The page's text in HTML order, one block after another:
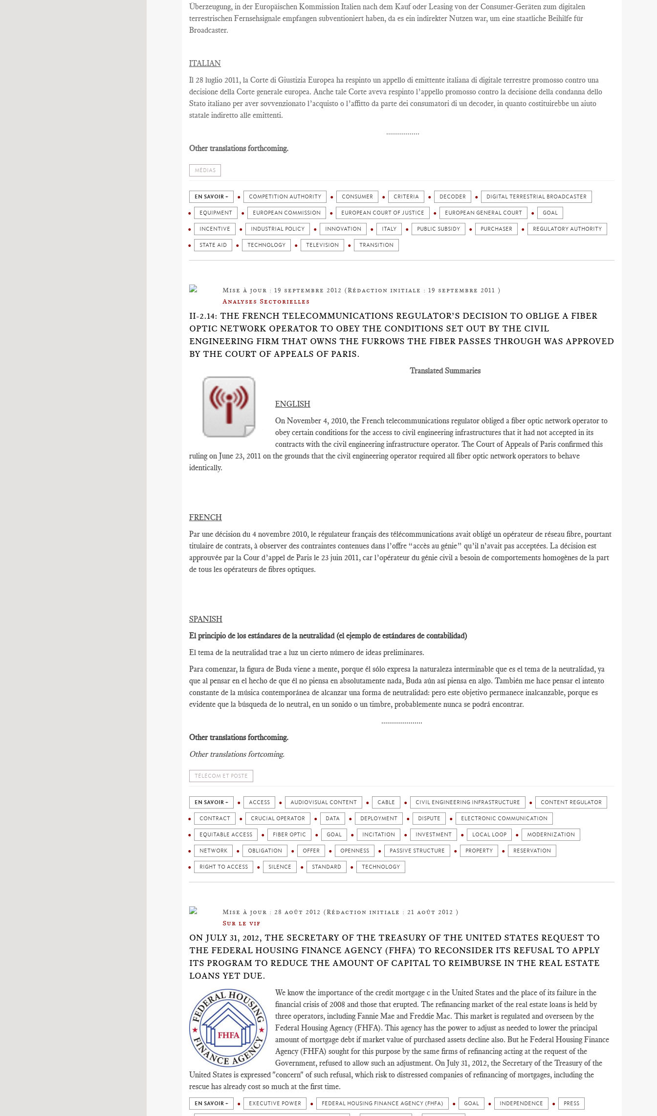
Überzeugung, in der Europäischen Kommission Italien nach dem Kauf oder Leasing von der Consumer-Geräten zum digitalen
terrestrischen Fernsehsignale empfangen subventioniert haben, da es ein indirekter Nutzen war, um eine staatliche Beihilfe für
Broadcaster.
ITALIAN
Il 28 luglio 2011, la Corte di Giustizia Europea ha respinto un appello di emittente italiana di digitale terrestre promosso contro una
decisione della Corte generale europea. Anche tale Corte aveva respinto l’appello promosso contro la decisione della condanna dello
Stato italiano per aver sovvenzionato l’acquisto o l’affitto da parte dei consumatori di un decoder, in quanto costituirebbe un aiuto
statale indiretto alle emittenti.
.................
Other translations forthcoming.
MÉDIAS
EN SAVOIR + COMPETITION AUTHORITY CONSUMER CRITERIA DECODER DIGITAL TERRESTRIAL BROADCASTER
EQUIPMENT EUROPEAN COMMISSION EUROPEAN COURT OF JUSTICE EUROPEAN GENERAL COURT GOAL
INCENTIVE INDUSTRIAL POLICY INNOVATION ITALY PUBLIC SUBSIDY PURCHASER REGULATORY AUTHORITY
STATE AID TECHNOLOGY TELEVISION TRANSITION
Mise à jour : 19 septembre 2012 (Rédaction initiale : 19 septembre 2011 )
Analyses Sectorielles
II-2.14: THE FRENCH TELECOMMUNICATIONS REGULATOR’S DECISION TO OBLIGE A FIBER
OPTIC NETWORK OPERATOR TO OBEY THE CONDITIONS SET OUT BY THE CIVIL
ENGINEERING FIRM THAT OWNS THE FURROWS THE FIBER PASSES THROUGH WAS APPROVED
BY THE COURT OF APPEALS OF PARIS.
Translated Summaries
ENGLISH
On November 4, 2010, the French telecommunications regulator obliged a fiber optic network operator to
obey certain conditions for the access to civil engineering infrastructures that it had not accepted in its
contracts with the civil engineering infrastructure operator. The Court of Appeals of Paris confirmed this
ruling on June 23, 2011 on the grounds that the civil engineering operator required all fiber optic network operators to behave
identically.
FRENCH
Par une décision du 4 novembre 2010, le régulateur français des télécommunications avait obligé un opérateur de réseau fibre, pourtant
titulaire de contrats, à observer des contraintes contenues dans l’offre “accès au génie” qu’il n’avait pas acceptées. La décision est
approuvée par la Cour d’appel de Paris le 23 juin 2011, car l’opérateur du génie civil a besoin de comportements homogènes de la part
de tous les opérateurs de fibres optiques.
SPANISH
El principio de los estándares de la neutralidad (el ejemplo de estándares de contabilidad)
El tema de la neutralidad trae a luz un cierto número de ideas preliminares.
Para comenzar, la figura de Buda viene a mente, porque él sólo expresa la naturaleza interminable que es el tema de la neutralidad, ya
que al pensar en el hecho de que él no piensa en absolutamente nada, Buda aún así piensa en algo. También me hace pensar el intento
constante de la música contemporánea de alcanzar una forma de neutralidad: pero este objetivo permanece inalcanzable, porque es
evidente que la búsqueda de lo neutral, en un sonido o un timbre, probablemente nunca se podrá encontrar.
.....................
Other translations forthcoming.
Other translations fortcoming.
TÉLÉCOM ET POSTE
EN SAVOIR + ACCESS AUDIOVISUAL CONTENT CABLE CIVIL ENGINEERING INFRASTRUCTURE CONTENT REGULATOR
CONTRACT CRUCIAL OPERATOR DATA DEPLOYMENT DISPUTE ELECTRONIC COMMUNICATION
EQUITABLE ACCESS FIBER OPTIC GOAL INCITATION INVESTMENT LOCAL LOOP MODERNIZATION
NETWORK OBLIGATION OFFER OPENNESS PASSIVE STRUCTURE PROPERTY RESERVATION
RIGHT TO ACCESS SILENCE STANDARD TECHNOLOGY
Mise à jour : 28 août 2012 (Rédaction initiale : 21 août 2012 )
Sur le vif
ON JULY 31, 2012, THE SECRETARY OF THE TREASURY OF THE UNITED STATES REQUEST TO
THE FEDERAL HOUSING FINANCE AGENCY (FHFA) TO RECONSIDER ITS REFUSAL TO APPLY
ITS PROGRAM TO REDUCE THE AMOUNT OF CAPITAL TO REIMBURSE IN THE REAL ESTATE
LOANS YET DUE.
We know the importance of the credit mortgage c in the United States and the place of its failure in the
financial crisis of 2008 and those that erupted. The refinancing market of the real estate loans is held by
three operators, including Fannie Mae and Freddie Mac. This market is regulated and overseen by the
Federal Housing Agency (FHFA). This agency has the power to adjust as needed to lower the principal
amount of mortgage debt if market value of purchased assets decline also. But he Federal Housing Finance
Agency (FHFA) sought for this purpose by the same firms of refinancing acting at the request of the
Government, refused to allow such an adjustment. On July 31, 2012, the Secretary of the Treasury of the
United States is expressed "concern" of such refusal, which risk to distressed companies of refinancing of mortgages, including the
rescue has already cost so much at the first time.
EN SAVOIR + EXECUTIVE POWER FEDERAL HOUSING FINANCE AGENCY (FHFA) GOAL INDEPENDENCE PRESS